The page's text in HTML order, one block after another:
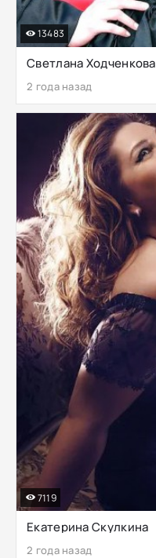
Светлана Ходченкова
2 года назад
13483
Екатерина Скулкина
2 года назад
7119